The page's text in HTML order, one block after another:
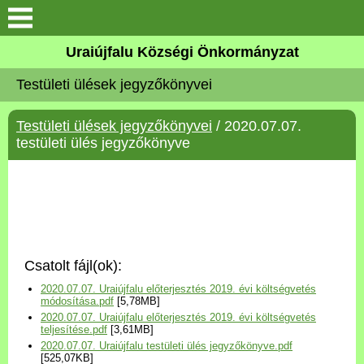
Köszöntő
Elérhetőségek
Uraiújfalu
Választási információk
Versenyképes Járások
Program
Uraiújfalu Községi Önkormányzat
Testületi ülések jegyzőkönyvei
Testületi ülések jegyzőkönyvei / 2020.07.07.
testületi ülés jegyzőkönyve
Csatolt fájl(ok):
2020.07.07. Uraiújfalu előterjesztés 2019. évi költségvetés
módosítása.pdf [5,78MB]
2020.07.07. Uraiújfalu előterjesztés 2019. évi költségvetés
teljesítése.pdf [3,61MB]
2020.07.07. Uraiújfalu testületi ülés jegyzőkönyve.pdf
[525,07KB]